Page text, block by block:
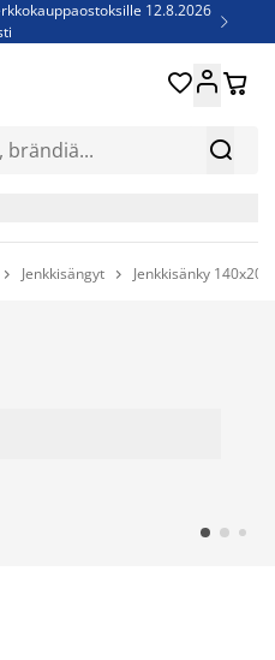
12.8.2026

jopa 60% 
 
 Jenkkisängyt  Jenkkisänky